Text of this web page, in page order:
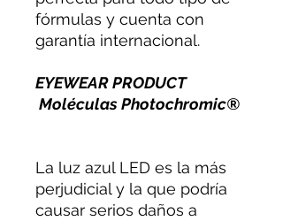
fórmulas y cuenta con
garantía internacional.
EYEWEAR PRODUCT
Moléculas Photochromic®
La luz azul LED es la más
perjudicial y la que podría
causar serios daños a